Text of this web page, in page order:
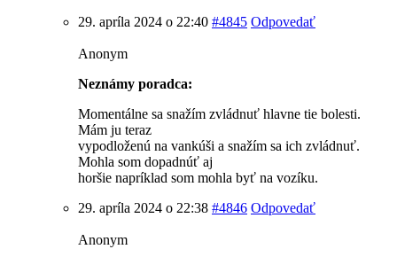
29. apríla 2024 o 22:40 #4845 Odpovedať
Anonym
Neznámy poradca:
Momentálne sa snažím zvládnuť hlavne tie bolesti.
Mám ju teraz
vypodloženú na vankúši a snažím sa ich zvládnuť.
Mohla som dopadnúť aj
horšie napríklad som mohla byť na vozíku.
29. apríla 2024 o 22:38 #4846 Odpovedať
Anonym